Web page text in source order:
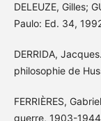
DELEUZE, Gilles;
Paulo: Ed. 34,
DERRIDA,
philosophie de
FERRIÈRES,
guerre, 1903-